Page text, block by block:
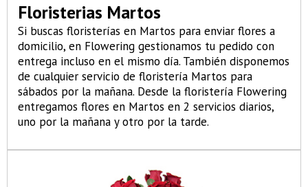
Floristerias Martos
Si buscas floristerías en Martos para enviar flores a
domicilio, en Flowering gestionamos tu pedido con
entrega incluso en el mismo día. También disponemos
de cualquier servicio de floristería Martos para
sábados por la mañana. Desde la floristería Flowering
entregamos flores en Martos en 2 servicios diarios,
uno por la mañana y otro por la tarde.